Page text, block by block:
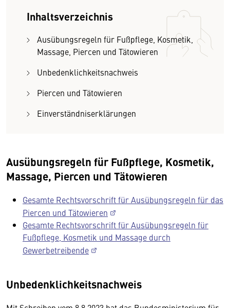
Inhaltsverzeichnis
Ausübungsregeln für Fußpflege, Kosmetik,
Massage, Piercen und Tätowieren
Unbedenklichkeitsnachweis
Piercen und Tätowieren
Einverständniserklärungen
Ausübungsregeln für Fußpflege, Kosmetik,
Massage, Piercen und Tätowieren
Gesamte Rechtsvorschrift für Ausübungsregeln für das
Piercen und Tätowieren
Gesamte Rechtsvorschrift für Ausübungsregeln für
Fußpflege, Kosmetik und Massage durch
Gewerbetreibende
Unbedenklichkeitsnachweis